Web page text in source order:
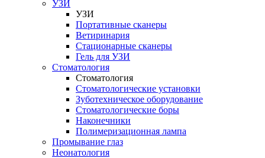
УЗИ
УЗИ
Портативные сканеры
Ветиринария
Стационарные сканеры
Гель для УЗИ
Стоматология
Стоматология
Стоматологические установки
Зуботехническое оборудование
Стоматологические боры
Наконечники
Полимеризационная лампа
Промывание глаз
Неонатология